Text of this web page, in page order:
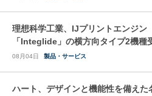
理想科学工業、IJプリントエンジン
「Integlide」の横方向タイプ2機種
08月04日 製品・サービス
ハート、デザインと機能性を備えた